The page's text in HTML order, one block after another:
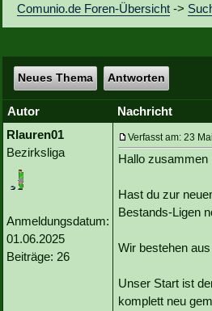
Vereinsfragen
Comunio.de Foren-Übersicht ->
Neues Thema Antworten
Autor
Nachricht
Rlauren01
Bezirksliga
Anmeldungsdatum:
01.06.2025
Beiträge: 26
Verfasst am: 23
Hallo zusammen
Hast du zur
Bestands-Ligen
Wir bestehen
Unser Start ist
komplett neu